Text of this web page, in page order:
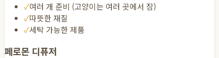
✓여러 개 준비 (고양이는 여러 곳에서 잠)
✓따뜻한 재질
✓세탁 가능한 제품
페로몬 디퓨저